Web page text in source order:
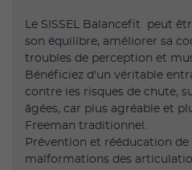
Le SISSEL Balancefit peut
son équilibre, améliorer sa
troubles de perception et
Bénéficiez d'un véritable
contre les risques de chute,
âgées, car plus agréable et
Freeman traditionnel.
Prévention et rééducation de
malformations des